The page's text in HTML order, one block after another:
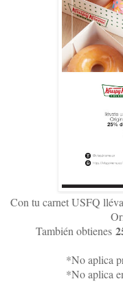
Con tu carnet USFQ
También obtienes
*No aplica
*No aplica